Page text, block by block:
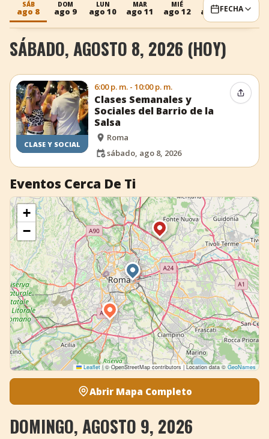
+ Añadir evento
SÁB
ago 8
DOM
ago 9
LUN
ago 10
MAR
ago 11
MIÉ
ago 12
SÁB
ago 15
DOM
ago 16
FECHA
SÁBADO, AGOSTO 8, 2026 (HOY)
CLASE Y SOCIAL
6:00 p. m. - 10:00 p. m.
Clases Semanales y
Sociales del Barrio de la
Salsa
Roma
sábado, ago 8, 2026
Eventos Cerca De Ti
+
−
Leaflet |© OpenStreetMap contributors | Location data © GeoNames
Abrir Mapa Completo
DOMINGO, AGOSTO 9, 2026